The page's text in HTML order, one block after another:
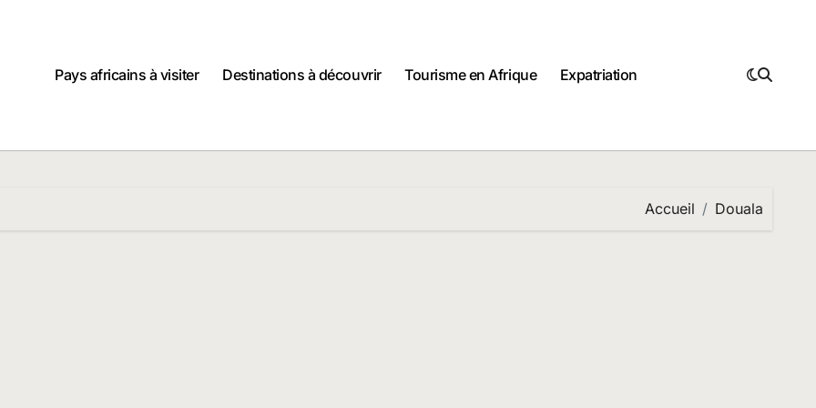
Pays africains à visiter
Destinations à découvrir Tourisme en Afrique Expatriation
Accueil Douala